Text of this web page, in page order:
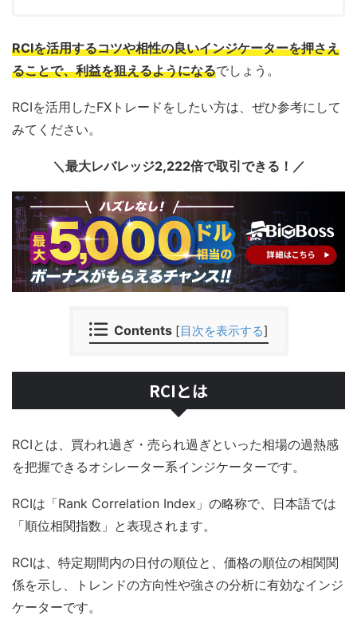
RCIを活用するコツや相性の良いインジケーターを押さえ
ることで、利益を狙えるようになるでしょう。
RCIを活用したFXトレードをしたい方は、ぜひ参考にして
みてください。
＼最大レバレッジ2,222倍で取引できる！／
Contents [目次を表示する]
RCIとは
RCIとは、買われ過ぎ・売られ過ぎといった相場の過熱感
を把握できるオシレーター系インジケーターです。
RCIは「Rank Correlation Index」の略称で、日本語では
「順位相関指数」と表現されます。
RCIは、特定期間内の日付の順位と、価格の順位の相関関
係を示し、トレンドの方向性や強さの分析に有効なインジ
ケーターです。